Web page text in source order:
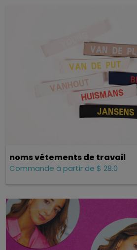
noms vêtements de travail
Commande à partir de $ 28.0